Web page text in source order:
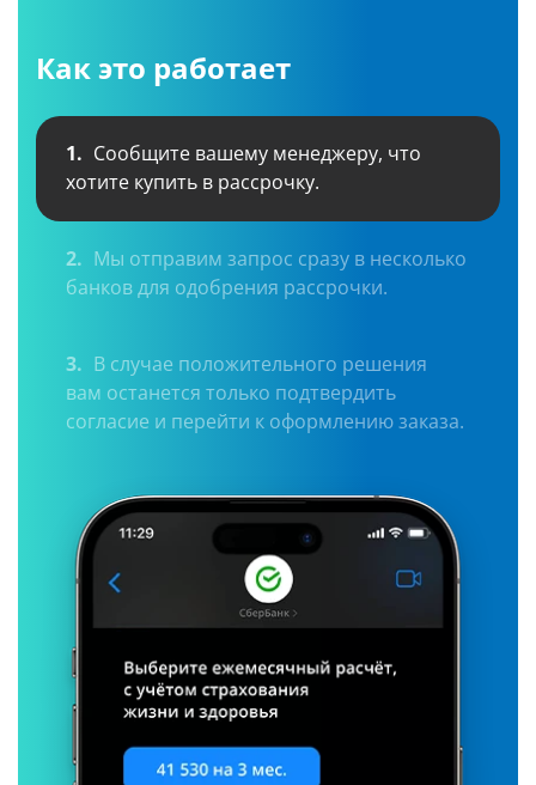
Как это работает
1. Сообщите вашему менеджеру, что
хотите купить в рассрочку.
2. Мы отправим запрос сразу в несколько
банков для одобрения рассрочки.
3. В случае положительного решения
вам останется только подтвердить
согласие и перейти к оформлению заказа.